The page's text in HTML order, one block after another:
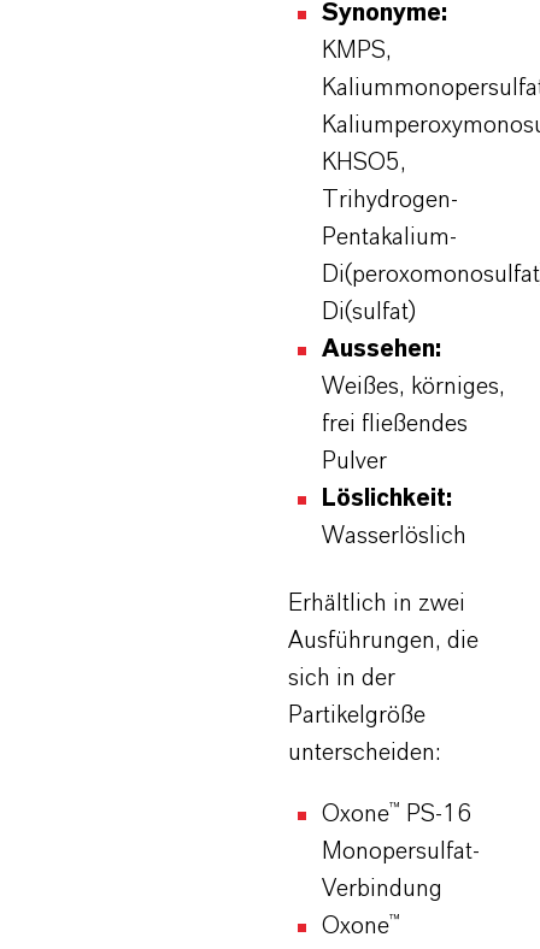
Synonyme:
KMPS,
KHSO5,
Trihydrogen-
Pentakalium-
Di(sulfat)
Aussehen:
Weißes, körniges,
frei fließendes
Pulver
Löslichkeit:
Wasserlöslich
Erhältlich in zwei
Ausführungen, die
sich in der
Partikelgröße
unterscheiden:
Oxone™ PS-16
Monopersulfat-
Verbindung
Oxone™